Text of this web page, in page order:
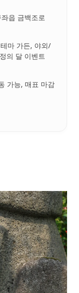
읍 금백조로
마 가든, 야외/
의 달 이벤트
가능, 매표 마감